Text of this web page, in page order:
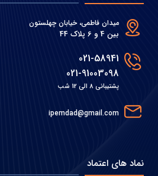
میدان فاطمی، خیابان چهلستون
بین 4 و 6 پلاک 44
021-58941
021-91003098
پشتیبانی 8 الی 12 شب
ipemdad@gmail.com
نماد های اعتماد